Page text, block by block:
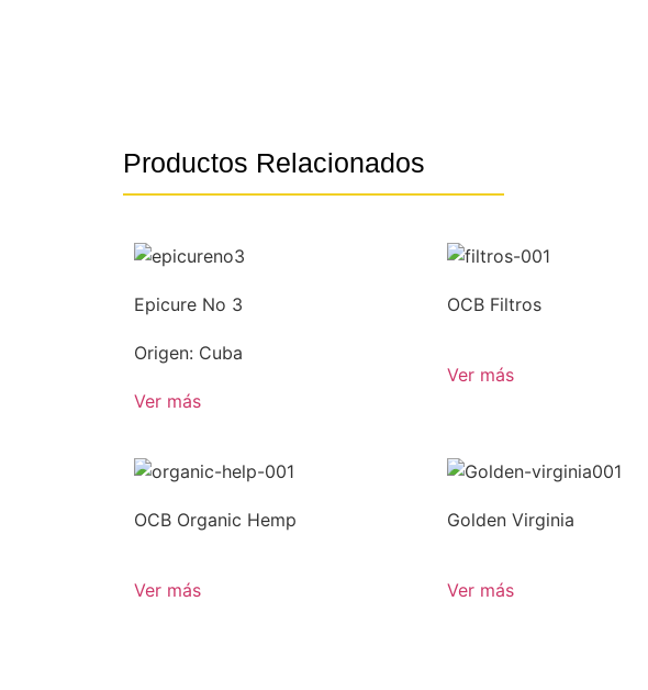
Productos Relacionados
Epicure No 3
Origen: Cuba
Ver más
OCB Filtros
Ver más
OCB Organic Hemp
Ver más
Golden Virginia
Ver más